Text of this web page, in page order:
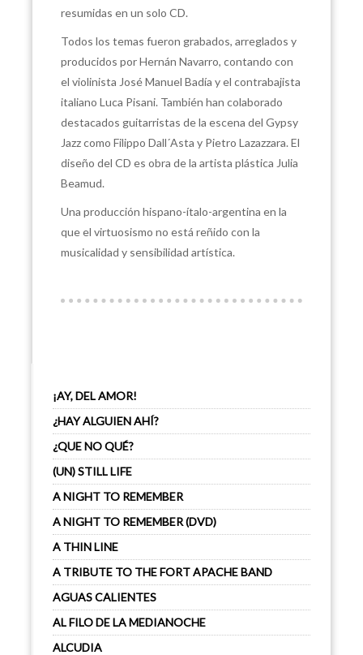
resumidas en un solo CD.
Todos los temas fueron grabados, arreglados y
producidos por Hernán Navarro, contando con
el violinista José Manuel Badía y el contrabajista
italiano Luca Pisani. También han colaborado
destacados guitarristas de la escena del Gypsy
Jazz como Filippo Dall´Asta y Pietro Lazazzara. El
diseño del CD es obra de la artista plástica Julia
Beamud.
Una producción hispano-ítalo-argentina en la
que el virtuosismo no está reñido con la
musicalidad y sensibilidad artística.
¡AY, DEL AMOR!
¿HAY ALGUIEN AHÍ?
¿QUE NO QUÉ?
(UN) STILL LIFE
A NIGHT TO REMEMBER
A NIGHT TO REMEMBER (DVD)
A THIN LINE
A TRIBUTE TO THE FORT APACHE BAND
AGUAS CALIENTES
AL FILO DE LA MEDIANOCHE
ALCUDIA